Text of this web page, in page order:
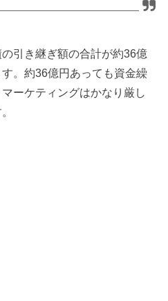
引き継ぎ額の合計が約36億
。約36億円あっても資金繰
ーケティングはかなり厳し